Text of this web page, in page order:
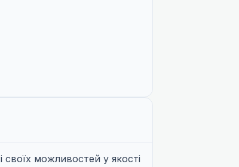
можливостей у якості